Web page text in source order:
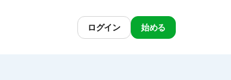
ログイン 始める